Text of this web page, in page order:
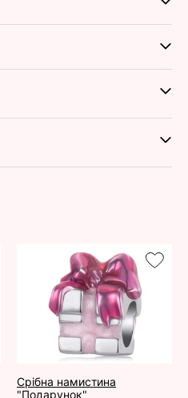
Срібна намистина
"Подарунок"